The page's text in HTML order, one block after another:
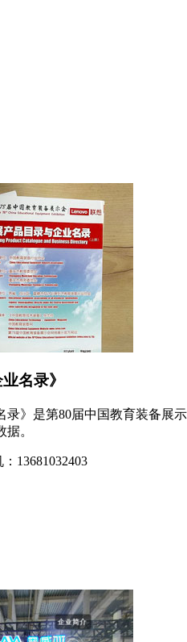
名录》
录》是第80届中国教育装备
。
13681032403